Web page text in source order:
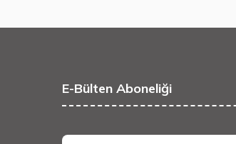
E-Bülten Aboneliği